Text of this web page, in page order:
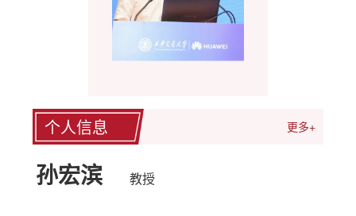
个人信息 更多+
孙宏滨 教授